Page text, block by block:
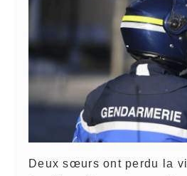
Deux sœurs ont perdu la